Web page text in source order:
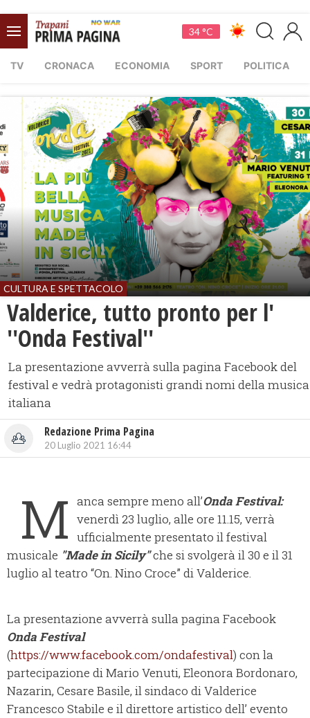
34 °C
TV CRONACA ECONOMIA SPORT POLITICA
CULTURA E SPETTACOLO
Valderice, tutto pronto per l'
''Onda Festival''
La presentazione avverrà sulla pagina Facebook del
festival e vedrà protagonisti grandi nomi della musica
italiana
Redazione Prima Pagina
20 Luglio 2021 16:44
M anca sempre meno all’Onda Festival:
venerdì 23 luglio, alle ore 11.15, verrà
ufficialmente presentato il festival
musicale "Made in Sicily"che si svolgerà il 30 e il 31
luglio al teatro “On. Nino Croce” di Valderice.
La presentazione avverrà sulla pagina Facebook
Onda Festival
(https://www.facebook.com/ondafestival) con la
partecipazione di Mario Venuti, Eleonora Bordonaro,
Nazarin, Cesare Basile, il sindaco di Valderice
Francesco Stabile e il direttore artistico dell’ evento